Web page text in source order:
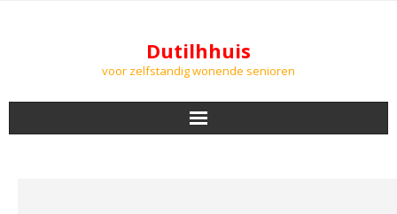
Dutilhhuis
voor zelfstandig wonende senioren